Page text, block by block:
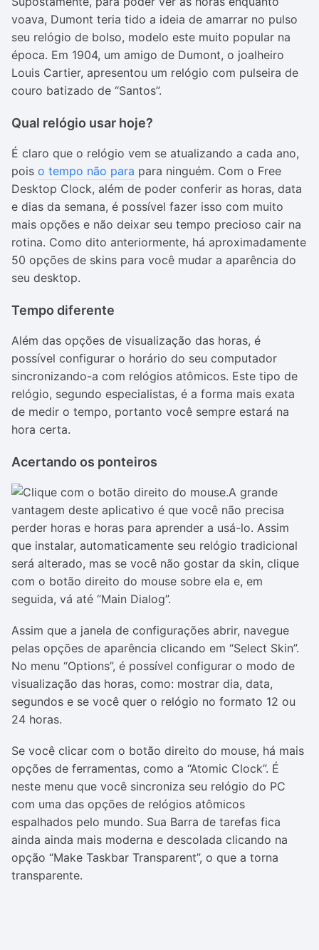
voava, Dumont teria tido a ideia de amarrar no pulso
seu relógio de bolso, modelo este muito popular na
época. Em 1904, um amigo de Dumont, o joalheiro
Louis Cartier, apresentou um relógio com pulseira de
couro batizado de “Santos”.
Qual relógio usar hoje?
É claro que o relógio vem se atualizando a cada ano,
pois o tempo não para para ninguém. Com o Free
Desktop Clock, além de poder conferir as horas, data
e dias da semana, é possível fazer isso com muito
mais opções e não deixar seu tempo precioso cair na
rotina. Como dito anteriormente, há aproximadamente
50 opções de skins para você mudar a aparência do
seu desktop.
Tempo diferente
Além das opções de visualização das horas, é
possível configurar o horário do seu computador
sincronizando-a com relógios atômicos. Este tipo de
relógio, segundo especialistas, é a forma mais exata
de medir o tempo, portanto você sempre estará na
hora certa.
Acertando os ponteiros
A grande
vantagem deste aplicativo é que você não precisa
perder horas e horas para aprender a usá-lo. Assim
que instalar, automaticamente seu relógio tradicional
será alterado, mas se você não gostar da skin, clique
com o botão direito do mouse sobre ela e, em
seguida, vá até “Main Dialog”.
Assim que a janela de configurações abrir, navegue
pelas opções de aparência clicando em “Select Skin”.
No menu “Options”, é possível configurar o modo de
visualização das horas, como: mostrar dia, data,
segundos e se você quer o relógio no formato 12 ou
24 horas.
Se você clicar com o botão direito do mouse, há mais
opções de ferramentas, como a “Atomic Clock”. É
neste menu que você sincroniza seu relógio do PC
com uma das opções de relógios atômicos
espalhados pelo mundo. Sua Barra de tarefas fica
ainda ainda mais moderna e descolada clicando na
opção “Make Taskbar Transparent”, o que a torna
transparente.